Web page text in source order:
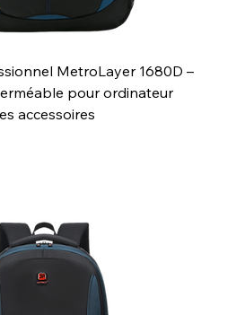
MetroLayer 1680D –
pour ordinateur
accessoires